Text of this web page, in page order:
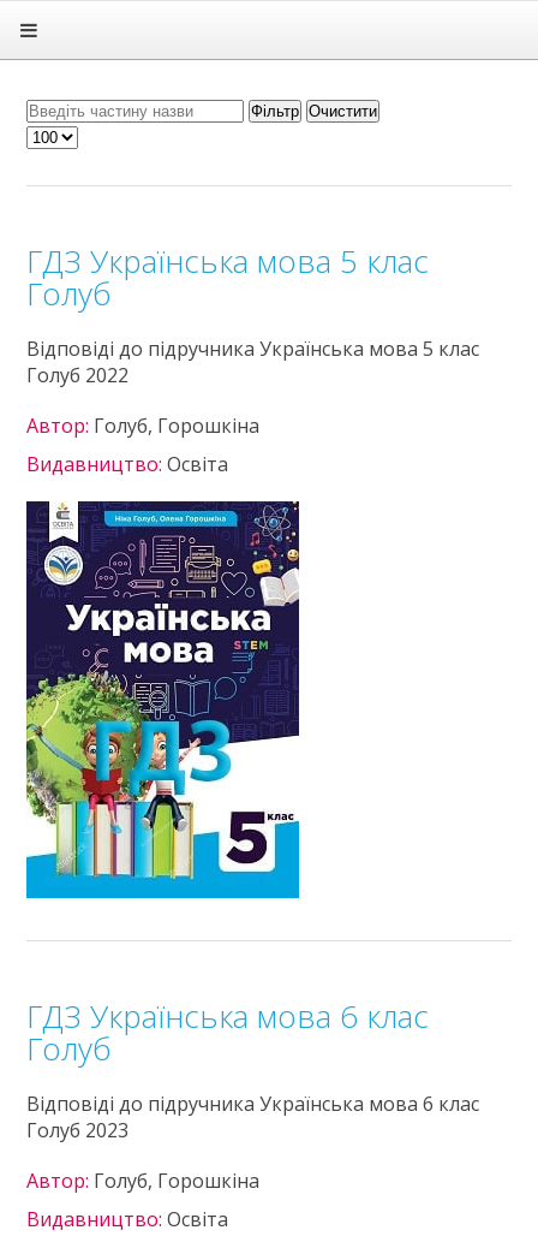
Підручники
ГДЗ
Статті
Зв'язок
Фільтр Очистити
ГДЗ Українська мова 5 клас
Голуб
Відповіді до підручника Українська мова 5 клас
Голуб 2022
Автор: Голуб, Горошкіна
Видавництво:Освіта
ГДЗ Українська мова 6 клас
Голуб
Відповіді до підручника Українська мова 6 клас
Голуб 2023
Автор: Голуб, Горошкіна
Видавництво:Освіта